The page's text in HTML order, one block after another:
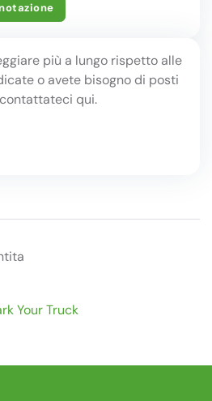
più a lungo rispetto alle
o avete bisogno di posti
qui.
Your Truck